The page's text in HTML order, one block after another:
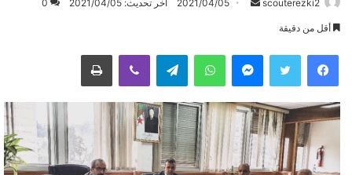
scouterezki2
ب
ي
د
ا
إ
2021/04/05 آخر تحديث: 2021/04/05 0
أقل من دقيقة
واتساب